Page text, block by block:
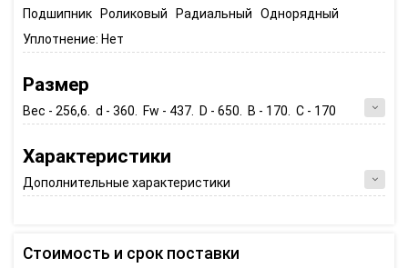
Подшипник Роликовый Радиальный Однорядный
Уплотнение: Нет
Размер
Вес - 256,6. d - 360. Fw - 437. D - 650. B - 170. C - 170
Характеристики
Дополнительные характеристики
Стоимость и срок поставки